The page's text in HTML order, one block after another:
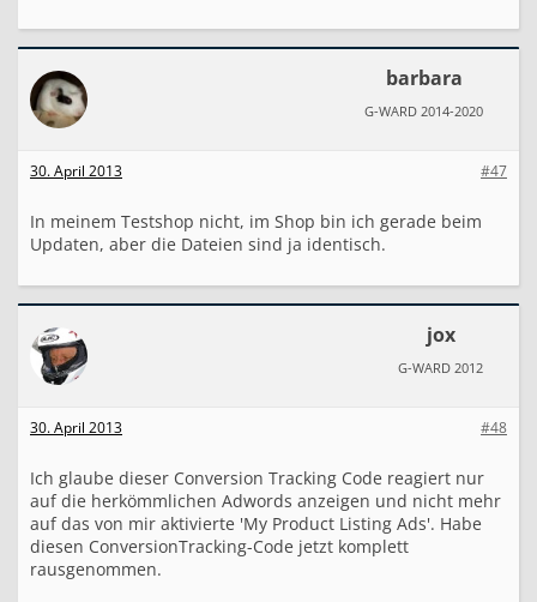
barbara
G-WARD 2014-2020
#47
30. April 2013
In meinem Testshop nicht, im Shop bin ich gerade beim
Updaten, aber die Dateien sind ja identisch.
jox
G-WARD 2012
#48
30. April 2013
Ich glaube dieser Conversion Tracking Code reagiert nur
auf die herkömmlichen Adwords anzeigen und nicht mehr
auf das von mir aktivierte 'My Product Listing Ads'. Habe
diesen ConversionTracking-Code jetzt komplett
rausgenommen.